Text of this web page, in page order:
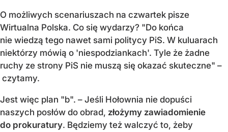
O możliwych scenariuszach na czwartek pisze
Wirtualna Polska. Co się wydarzy? "Do końca
nie wiedzą tego nawet sami politycy PiS. W kuluarach
niektórzy mówią o 'niespodziankach'. Tyle że żadne
ruchy ze strony PiS nie muszą się okazać skuteczne" –
czytamy.
Jest więc plan "b". – Jeśli Hołownia nie dopuści
naszych posłów do obrad, złożymy zawiadomienie
do prokuratury. Będziemy też walczyć to, żeby